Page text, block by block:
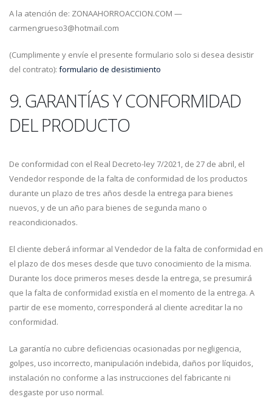
A la atención de: ZONAAHORROACCION.COM —
carmengrueso3@hotmail.com
(Cumplimente y envíe el presente formulario solo si desea desistir
del contrato): formulario de desistimiento
9. GARANTÍAS Y CONFORMIDAD
DEL PRODUCTO
De conformidad con el Real Decreto-ley 7/2021, de 27 de abril, el
Vendedor responde de la falta de conformidad de los productos
durante un plazo de tres años desde la entrega para bienes
nuevos, y de un año para bienes de segunda mano o
reacondicionados.
El cliente deberá informar al Vendedor de la falta de conformidad en
el plazo de dos meses desde que tuvo conocimiento de la misma.
Durante los doce primeros meses desde la entrega, se presumirá
que la falta de conformidad existía en el momento de la entrega. A
partir de ese momento, corresponderá al cliente acreditar la no
conformidad.
La garantía no cubre deficiencias ocasionadas por negligencia,
golpes, uso incorrecto, manipulación indebida, daños por líquidos,
instalación no conforme a las instrucciones del fabricante ni
desgaste por uso normal.